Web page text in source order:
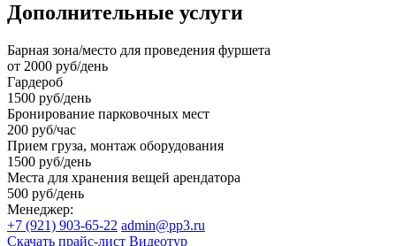
Дополнительные услуги
Барная зона/место для проведения фуршета
от 2000 руб/день
Гардероб
1500 руб/день
Бронирование парковочных мест
200 руб/час
Прием груза, монтаж оборудования
1500 руб/день
Места для хранения вещей арендатора
500 руб/день
Менеджер:
+7 (921) 903-65-22 admin@pp3.ru
Скачать прайс-лист Видеотур